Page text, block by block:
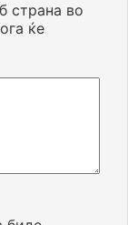
страна во
ќе